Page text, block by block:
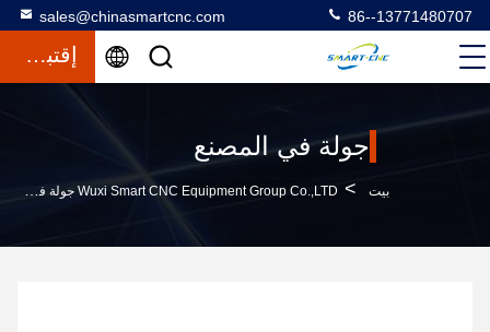
sales@chinasmartcnc.com 86--13771480707
إقتباس
جولة في المصنع
بيت > Wuxi Smart CNC Equipment Group Co.,LTD جولة في المصنع